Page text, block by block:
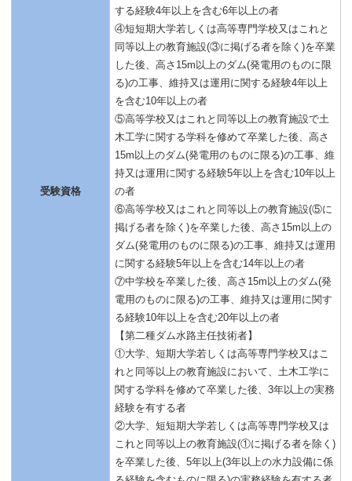
受験資格
する経験4年以上を含む6年以上の者
④短短期大学若しくは高等専門学校又はこれと
同等以上の教育施設(③に掲げる者を除く)を卒業
した後、高さ15m以上のダム(発電用のものに限
る)の工事、維持又は運用に関する経験4年以上
を含む10年以上の者
⑤高等学校又はこれと同等以上の教育施設で土
木工学に関する学科を修めて卒業した後、高さ
15m以上のダム(発電用のものに限る)の工事、維
持又は運用に関する経験5年以上を含む10年以上
の者
⑥高等学校又はこれと同等以上の教育施設(⑤に
掲げる者を除く)を卒業した後、高さ15m以上の
ダム(発電用のものに限る)の工事、維持又は運用
に関する経験5年以上を含む14年以上の者
⑦中学校を卒業した後、高さ15m以上のダム(発
電用のものに限る)の工事、維持又は運用に関す
る経験10年以上を含む20年以上の者
【第二種ダム水路主任技術者】
①大学、短期大学若しくは高等専門学校又はこ
れと同等以上の教育施設において、土木工学に
関する学科を修めて卒業した後、3年以上の実務
経験を有する者
②大学、短短期大学若しくは高等専門学校又は
これと同等以上の教育施設(①に掲げる者を除く)
を卒業した後、5年以上(3年以上の水力設備に係